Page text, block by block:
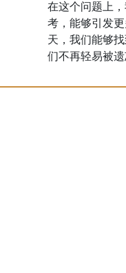
在这个问题上
考，能够引发
天，我们能够
们不再轻易被遗